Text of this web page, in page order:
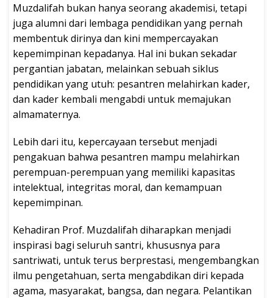
Muzdalifah bukan hanya seorang akademisi, tetapi
juga alumni dari lembaga pendidikan yang pernah
membentuk dirinya dan kini mempercayakan
kepemimpinan kepadanya. Hal ini bukan sekadar
pergantian jabatan, melainkan sebuah siklus
pendidikan yang utuh: pesantren melahirkan kader,
dan kader kembali mengabdi untuk memajukan
almamaternya.
Lebih dari itu, kepercayaan tersebut menjadi
pengakuan bahwa pesantren mampu melahirkan
perempuan-perempuan yang memiliki kapasitas
intelektual, integritas moral, dan kemampuan
kepemimpinan.
Kehadiran Prof. Muzdalifah diharapkan menjadi
inspirasi bagi seluruh santri, khususnya para
santriwati, untuk terus berprestasi, mengembangkan
ilmu pengetahuan, serta mengabdikan diri kepada
agama, masyarakat, bangsa, dan negara. Pelantikan